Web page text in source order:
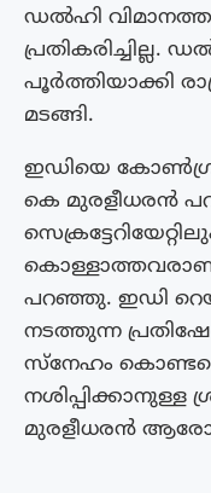
ഡൽഹി
പ്രതികരിച്ചില്ല.
പൂർത്തിയാക്കി
മടങ്ങി.
ഇഡിയെ
കെ മുരളീധരന്‍
പറഞ്ഞു. ഇഡി
നടത്തുന്ന
സ്നേഹം
നശിപ്പിക്കാനുള്ള
മുരളീധരന്‍